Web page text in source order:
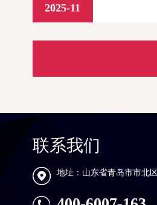
2025-11
联系我们
地址：山东省青岛市市北